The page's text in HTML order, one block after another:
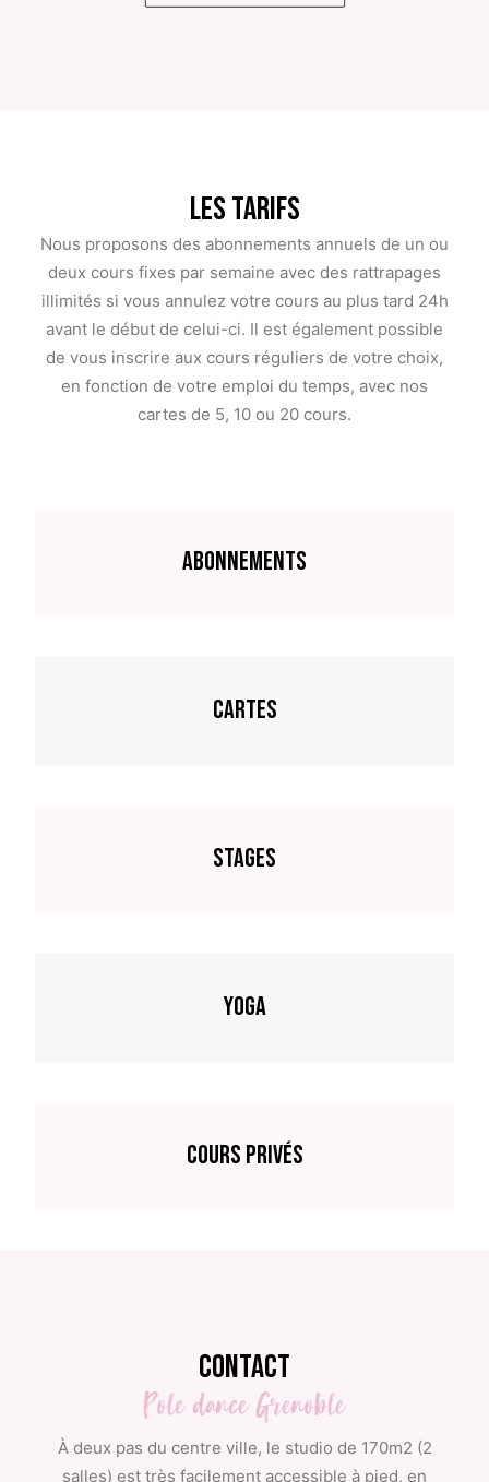
Les tarifs
Nous proposons des abonnements annuels de un ou
deux cours fixes par semaine avec des rattrapages
illimités si vous annulez votre cours au plus tard 24h
avant le début de celui-ci. Il est également possible
de vous inscrire aux cours réguliers de votre choix,
en fonction de votre emploi du temps, avec nos
cartes de 5, 10 ou 20 cours.
Abonnements
Cartes
Stages
Yoga
Cours privés
Contact
Pole dance Grenoble
À deux pas du centre ville, le studio de 170m2 (2
salles) est très facilement accessible à pied, en